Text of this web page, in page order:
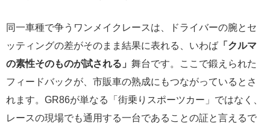
同一車種で争うワンメイクレースは、ドライバーの腕とセ
ッティングの差がそのまま結果に表れる、いわば 「クルマ
の素性そのものが試される」 舞台です。ここで鍛えられた
フィードバックが、市販車の熟成にもつながっているとさ
れます。GR86が単なる「街乗りスポーツカー」ではなく、
レースの現場でも通用する一台であることの証と言えるで